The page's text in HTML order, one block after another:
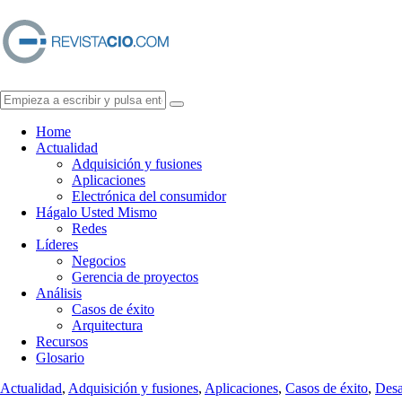
Home
Actualidad
Adquisición y fusiones
Aplicaciones
Electrónica del consumidor
Hágalo Usted Mismo
Redes
Líderes
Negocios
Gerencia de proyectos
Análisis
Casos de éxito
Arquitectura
Recursos
Glosario
Actualidad, Adquisición y fusiones, Aplicaciones, Casos de éxito,